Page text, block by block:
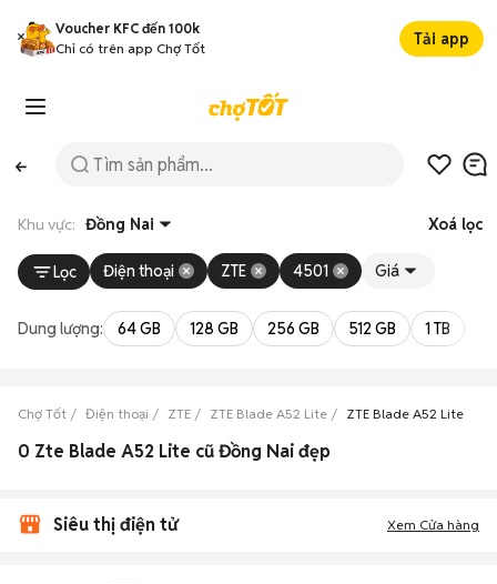
Voucher KFC đến 100k
Chỉ có trên app Chợ Tốt
Tải app
Khu vực: Đồng Nai Xoá lọc
Lọc Điện thoại ZTE 4501 Giá
Dung lượng: 64 GB 128 GB 256 GB 512 GB 1 TB
Chợ Tốt Điện thoại ZTE ZTE Blade A52 Lite ZTE Blade A52 Lite
0 Zte Blade A52 Lite cũ Đồng Nai đẹp
Siêu thị điện tử Xem Cửa hàng